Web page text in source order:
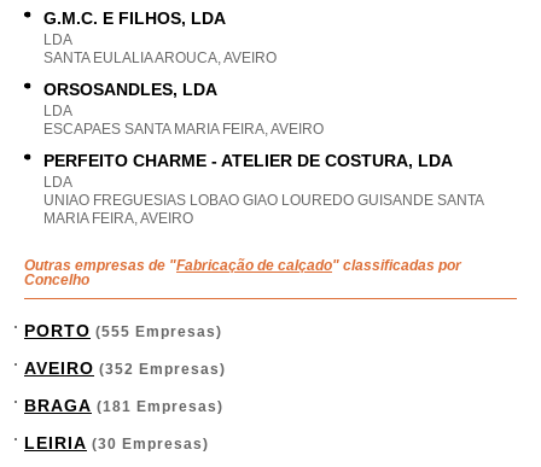
G.M.C. E FILHOS, LDA
LDA
SANTA EULALIA AROUCA, AVEIRO
ORSOSANDLES, LDA
LDA
ESCAPAES SANTA MARIA FEIRA, AVEIRO
PERFEITO CHARME - ATELIER DE COSTURA, LDA
LDA
UNIAO FREGUESIAS LOBAO GIAO LOUREDO GUISANDE SANTA
MARIA FEIRA, AVEIRO
Outras empresas de "Fabricação de calçado" classificadas por
Concelho
PORTO (555 Empresas)
AVEIRO (352 Empresas)
BRAGA (181 Empresas)
LEIRIA (30 Empresas)